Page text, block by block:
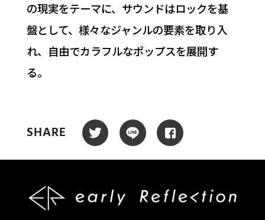
の現実をテーマに、サウンドはロックを基
盤として、様々なジャンルの要素を取り入
れ、自由でカラフルなポップスを展開す
る。
SHARE